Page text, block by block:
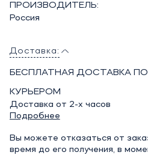
ПРОИЗВОДИТЕЛЬ:
Россия
Доставка:
БЕСПЛАТНАЯ ДОСТАВКА
КУРЬЕРОМ
Доставка от 2-х часов
Подробнее
Вы можете отказаться от
время до его получения, в